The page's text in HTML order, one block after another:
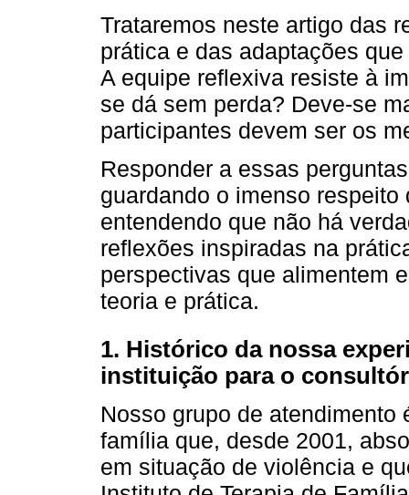
Trataremos neste artigo das
prática e das adaptações
A equipe reflexiva resiste à
se dá sem perda? Deve-se
participantes devem ser os
Responder a essas
guardando o imenso
entendendo que não há
reflexões inspiradas na
perspectivas que alimentem
teoria e prática.
1. Histórico da nossa
instituição para o
Nosso grupo de atendimento
família que, desde 2001,
em situação de violência e